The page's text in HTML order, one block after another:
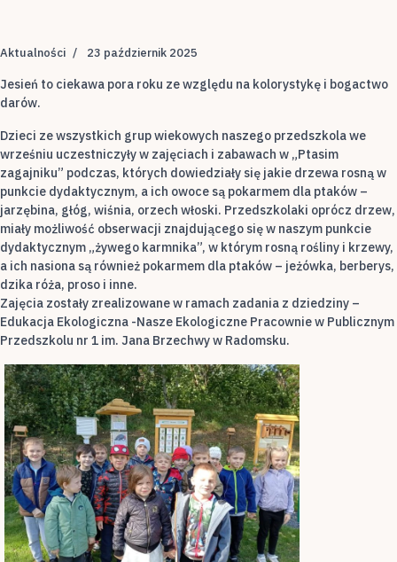
Aktualności 23 październik 2025
Jesień to ciekawa pora roku ze względu na kolorystykę i bogactwo
darów.
Dzieci ze wszystkich grup wiekowych naszego przedszkola we
wrześniu uczestniczyły w zajęciach i zabawach w „Ptasim
zagajniku” podczas, których dowiedziały się jakie drzewa rosną w
punkcie dydaktycznym, a ich owoce są pokarmem dla ptaków –
jarzębina, głóg, wiśnia, orzech włoski. Przedszkolaki oprócz drzew,
miały możliwość obserwacji znajdującego się w naszym punkcie
dydaktycznym „żywego karmnika”, w którym rosną rośliny i krzewy,
a ich nasiona są również pokarmem dla ptaków – jeżówka, berberys,
dzika róża, proso i inne.
Zajęcia zostały zrealizowane w ramach zadania z dziedziny –
Edukacja Ekologiczna -Nasze Ekologiczne Pracownie w Publicznym
Przedszkolu nr 1 im. Jana Brzechwy w Radomsku.